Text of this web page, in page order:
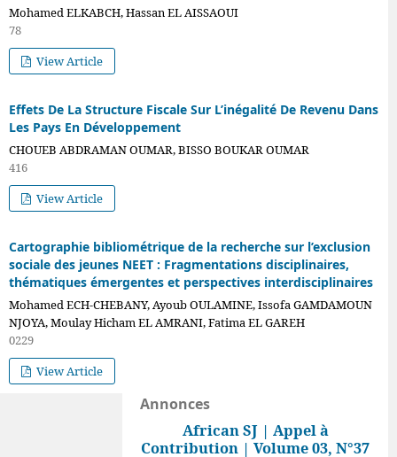
Mohamed ELKABCH, Hassan EL AISSAOUI
78
View Article
Effets De La Structure Fiscale Sur L’inégalité De Revenu Dans
Les Pays En Développement
CHOUEB ABDRAMAN OUMAR, BISSO BOUKAR OUMAR
416
View Article
Cartographie bibliométrique de la recherche sur l’exclusion
sociale des jeunes NEET : Fragmentations disciplinaires,
thématiques émergentes et perspectives interdisciplinaires
Mohamed ECH-CHEBANY, Ayoub OULAMINE, Issofa GAMDAMOUN
NJOYA, Moulay Hicham EL AMRANI, Fatima EL GAREH
0229
View Article
Annonces
African SJ | Appel à
Contribution | Volume 03, N°37